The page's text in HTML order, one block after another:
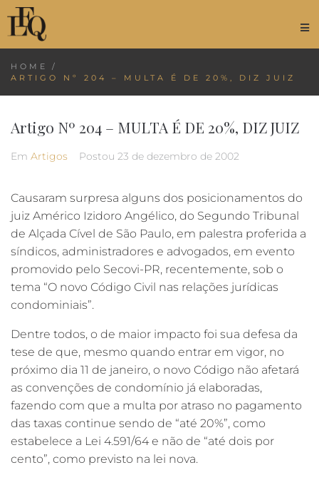
HOME
/
ARTIGO Nº 204 – MULTA É DE 20%, DIZ JUIZ
Artigo Nº 204 – MULTA É DE 20%, DIZ JUIZ
Em Artigos Postou 23 de dezembro de 2002
Causaram surpresa alguns dos posicionamentos do
juiz Américo Izidoro Angélico, do Segundo Tribunal
de Alçada Cível de São Paulo, em palestra proferida a
síndicos, administradores e advogados, em evento
promovido pelo Secovi-PR, recentemente, sob o
tema “O novo Código Civil nas relações jurídicas
condominiais”.
Dentre todos, o de maior impacto foi sua defesa da
tese de que, mesmo quando entrar em vigor, no
próximo dia 11 de janeiro, o novo Código não afetará
as convenções de condomínio já elaboradas,
fazendo com que a multa por atraso no pagamento
das taxas continue sendo de “até 20%”, como
estabelece a Lei 4.591/64 e não de “até dois por
cento”, como previsto na lei nova.